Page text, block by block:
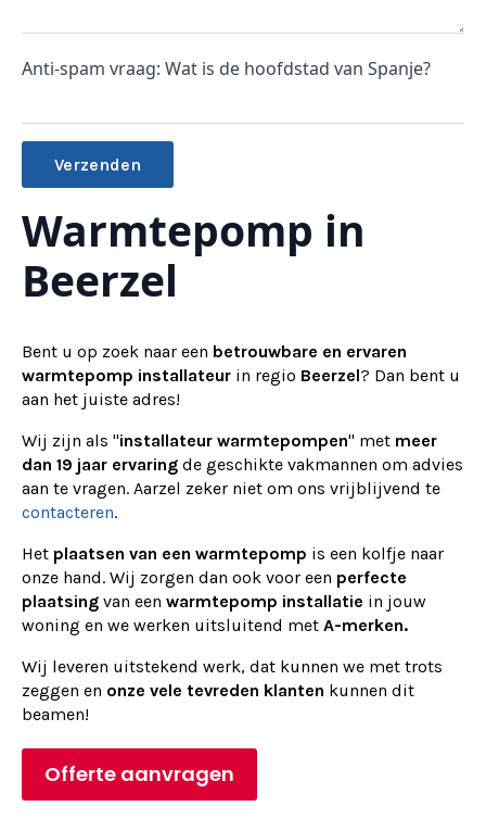
Anti-spam vraag: Wat is de hoofdstad van Spanje?
Alternative:
Warmtepomp in
Beerzel
Bent u op zoek naar een betrouwbare en ervaren
warmtepomp installateur in regio Beerzel? Dan bent u
aan het juiste adres!
Wij zijn als "installateur warmtepompen" met meer
dan 19 jaar ervaring de geschikte vakmannen om advies
aan te vragen. Aarzel zeker niet om ons vrijblijvend te
contacteren.
Het plaatsen van een warmtepomp is een kolfje naar
onze hand. Wij zorgen dan ook voor een perfecte
plaatsing van een warmtepomp installatie in jouw
woning en we werken uitsluitend met A-merken.
Wij leveren uitstekend werk, dat kunnen we met trots
zeggen en onze vele tevreden klanten kunnen dit
beamen!
Offerte aanvragen